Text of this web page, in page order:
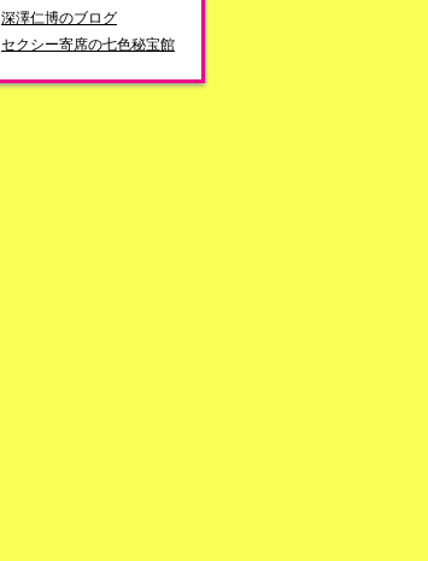
深澤仁博のブログ
セクシー寄席の七色秘宝館